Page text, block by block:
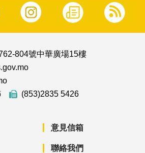
804號中華廣場15樓
(853)2835 5426
意見信箱
聯絡我們